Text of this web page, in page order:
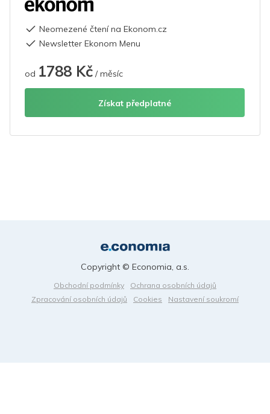
Neomezené čtení na Ekonom.cz
Newsletter Ekonom Menu
od 1788 Kč / měsíc
Získat předplatné
Obchodní podmínky
Ochrana osobních údajů
Zpracování osobních údajů
Cookies Nastavení soukromí
Copyright © Economia, a.s.